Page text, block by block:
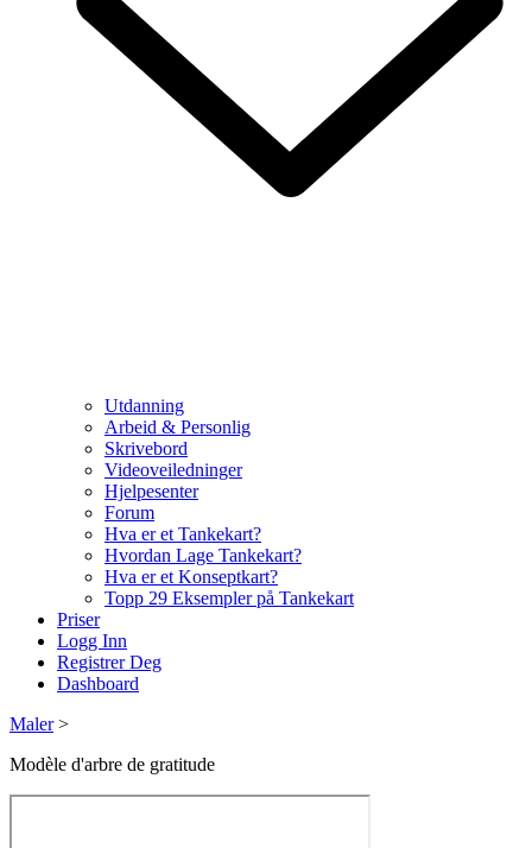
Utdanning
Arbeid & Personlig
Skrivebord
Videoveiledninger
Hjelpesenter
Forum
Hva er et Tankekart?
Hvordan Lage Tankekart?
Hva er et Konseptkart?
Topp 29 Eksempler på Tankekart
Priser
Logg Inn
Registrer Deg
Dashboard
Maler >
Modèle d'arbre de gratitude